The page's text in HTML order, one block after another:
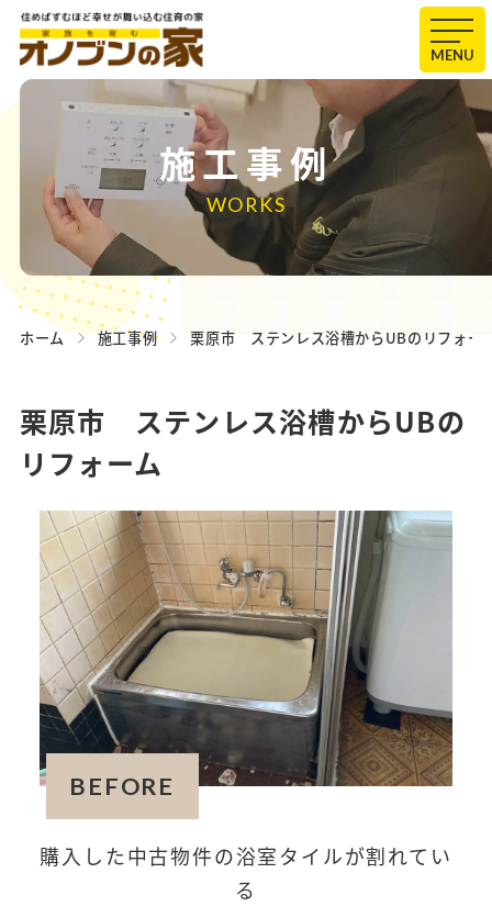
MENU
施工事例
WORKS
ホーム 施工事例 栗原市 ステンレス浴槽からUBのリフォ
栗原市 ステンレス浴槽からUBの
リフォーム
BEFORE
購入した中古物件の浴室タイルが割れてい
る